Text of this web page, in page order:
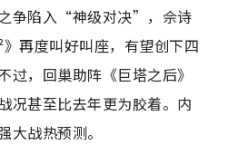
争陷入“神级对决”，佘诗
再度叫好叫座，有望创下四
过，回巢助阵《巨塔之后》
况甚至比去年更为胶着。内
大战热预测。